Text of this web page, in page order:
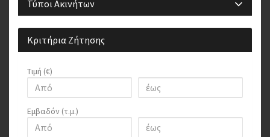
Τύποι Ακινήτων
Κριτήρια Ζήτησης
Τιμή (€)
Εμβαδόν (τ.μ.)